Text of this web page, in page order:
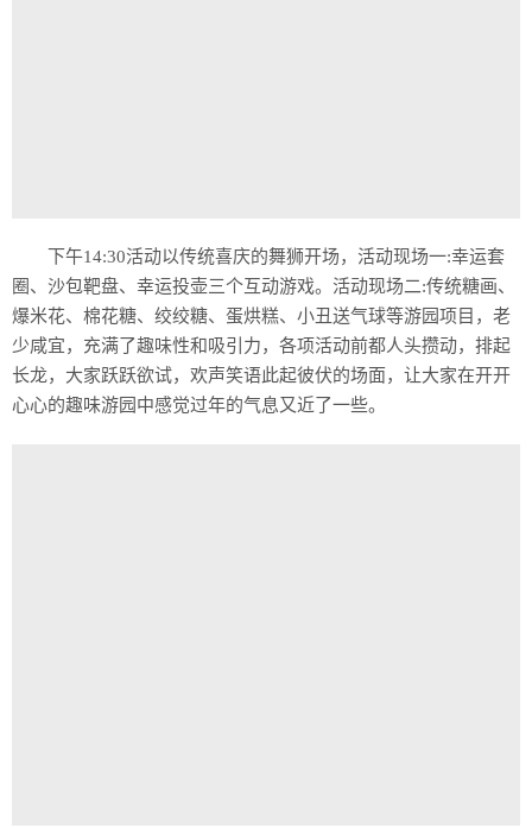
下午14:30活动以传统喜庆的舞狮开场，活动现场一:幸运套
圈、沙包靶盘、幸运投壶三个互动游戏。活动现场二:传统糖画、
爆米花、棉花糖、绞绞糖、蛋烘糕、小丑送气球等游园项目，老
少咸宜，充满了趣味性和吸引力，各项活动前都人头攒动，排起
长龙，大家跃跃欲试，欢声笑语此起彼伏的场面，让大家在开开
心心的趣味游园中感觉过年的气息又近了一些。